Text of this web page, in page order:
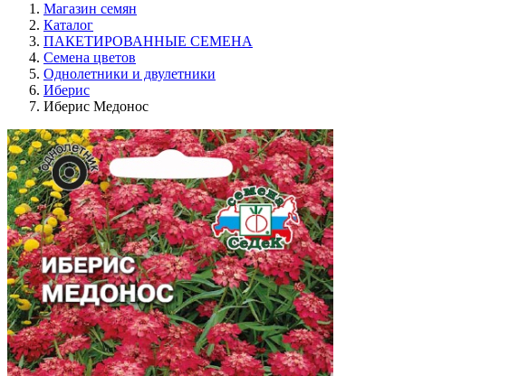
Магазин семян
Каталог
ПАКЕТИРОВАННЫЕ СЕМЕНА
Семена цветов
Однолетники и двулетники
Иберис
Иберис Медонос